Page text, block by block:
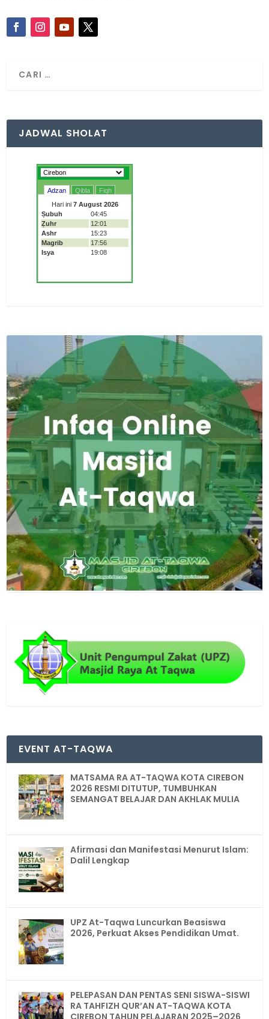
JADWAL SHOLAT
EVENT AT-TAQWA
MATSAMA RA AT-TAQWA KOTA CIREBON
2026 RESMI DITUTUP, TUMBUHKAN
SEMANGAT BELAJAR DAN AKHLAK MULIA
Afirmasi dan Manifestasi Menurut Islam:
Dalil Lengkap
UPZ At-Taqwa Luncurkan Beasiswa
2026, Perkuat Akses Pendidikan Umat.
PELEPASAN DAN PENTAS SENI SISWA-SISWI
RA TAHFIZH QUR’AN AT-TAQWA KOTA
CIREBON TAHUN PELAJARAN 2025–2026